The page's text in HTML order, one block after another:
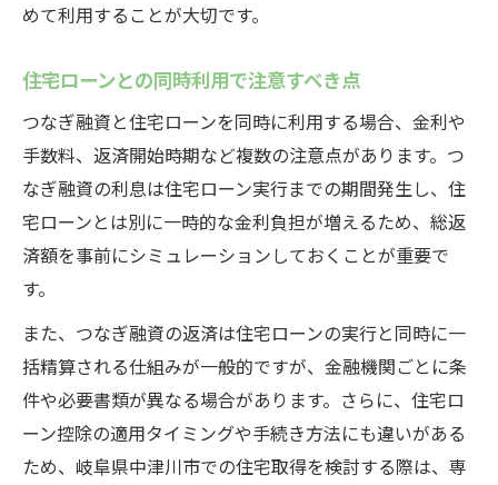
めて利用することが大切です。
住宅ローンとの同時利用で注意すべき点
つなぎ融資と住宅ローンを同時に利用する場合、金利や
手数料、返済開始時期など複数の注意点があります。つ
なぎ融資の利息は住宅ローン実行までの期間発生し、住
宅ローンとは別に一時的な金利負担が増えるため、総返
済額を事前にシミュレーションしておくことが重要で
す。
また、つなぎ融資の返済は住宅ローンの実行と同時に一
括精算される仕組みが一般的ですが、金融機関ごとに条
件や必要書類が異なる場合があります。さらに、住宅ロ
ーン控除の適用タイミングや手続き方法にも違いがある
ため、岐阜県中津川市での住宅取得を検討する際は、専